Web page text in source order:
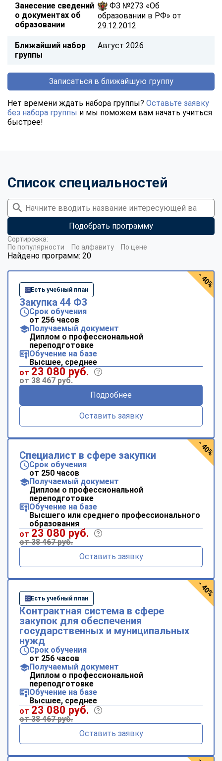
Занесение сведений
о документах об
образовании
ФЗ №273 «Об
образовании в РФ» от
29.12.2012
Ближайший набор
группы
Август 2026
Записаться в ближайшую группу
Нет времени ждать набора группы? Оставьте заявку
без набора группы и мы поможем вам начать учиться
быстрее!
Список специальностей
Подобрать программу
Найдено программ: 20
Сортировка:
По популярности
По алфавиту По цене
Есть учебный план
Закупка 44 ФЗ
Срок обучения
от 256 часов
Получаемый документ
Диплом о профессиональной
переподготовке
Обучение на базе
Высшее, среднее
от 23 080 руб.
от 38 467 руб.
Подробнее
Оставить заявку
- 40%
Специалист в сфере закупки
Срок обучения
от 250 часов
Получаемый документ
Диплом о профессиональной
переподготовке
Обучение на базе
Высшего или среднего профессионального
образования
от 23 080 руб.
от 38 467 руб.
Оставить заявку
- 40%
Есть учебный план
Контрактная система в сфере
закупок для обеспечения
государственных и муниципальных
нужд
Срок обучения
от 256 часов
Получаемый документ
Диплом о профессиональной
переподготовке
Обучение на базе
Высшее, среднее
от 23 080 руб.
от 38 467 руб.
Оставить заявку
- 40%